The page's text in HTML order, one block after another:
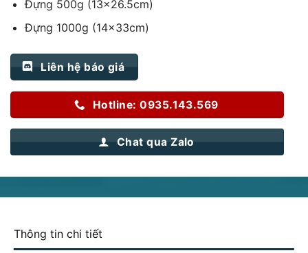
Đựng 500g (13×26.5cm)
Đựng 1000g (14x33cm)
Liên hệ báo giá
Hotline: 0935.143.569
Chat qua Zalo
Thông tin chi tiết